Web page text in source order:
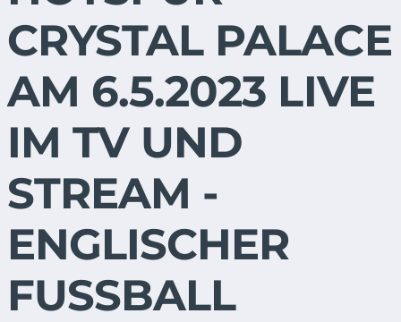
CRYSTAL PALACE
AM 6.5.2023 LIVE
IM TV UND
STREAM -
ENGLISCHER
FUSSBALL